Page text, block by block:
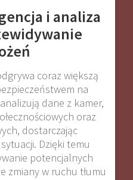
i analiza
coraz większą
na
dane z kamer,
oraz
dostarczając
Dzięki temu
potencjalnych
zmiany w ruchu tłumu